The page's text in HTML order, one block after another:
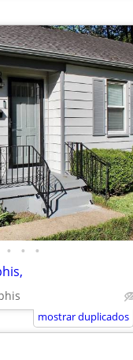
• • •
mostrar duplicados